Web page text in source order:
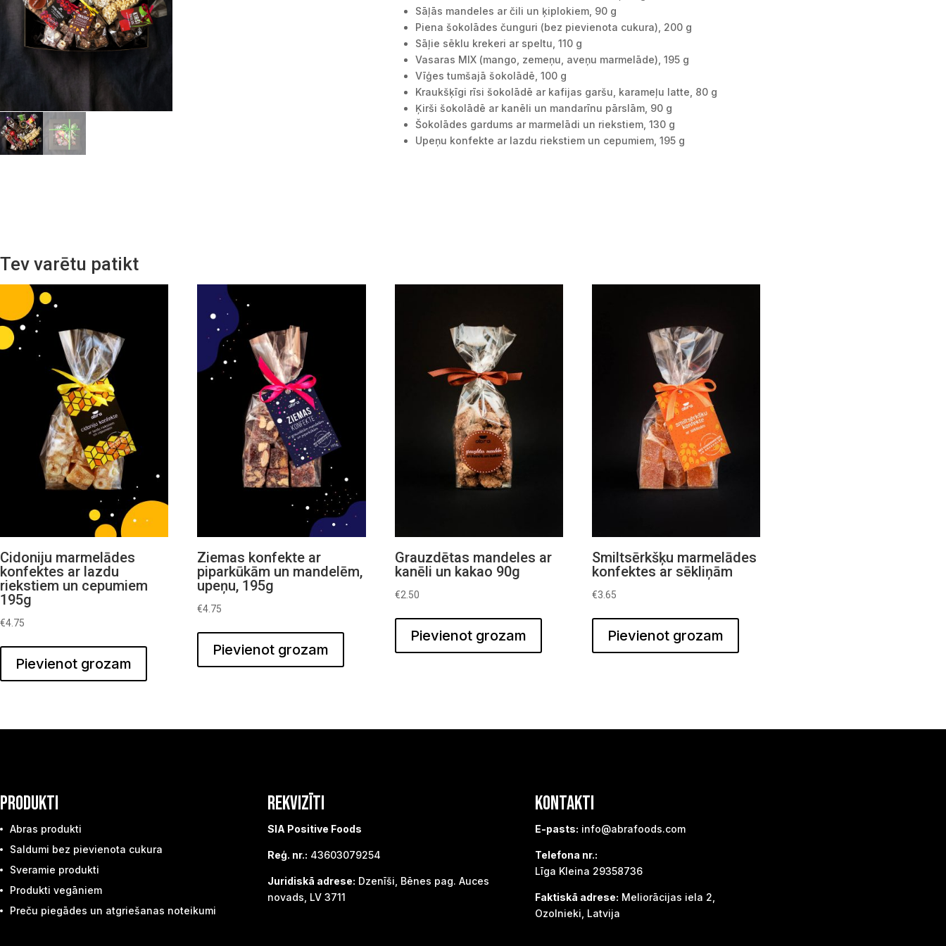
Sāļās mandeles ar čili un ķiplokiem, 90 g
Piena šokolādes čunguri (bez pievienota cukura), 200 g
Sāļie sēklu krekeri ar speltu, 110 g
Vasaras MIX (mango, zemeņu, aveņu marmelāde), 195 g
Vīģes tumšajā šokolādē, 100 g
Kraukšķīgi rīsi šokolādē ar kafijas garšu, karameļu latte, 80 g
Ķirši šokolādē ar kanēli un mandarīnu pārslām, 90 g
Šokolādes gardums ar marmelādi un riekstiem, 130 g
Upeņu konfekte ar lazdu riekstiem un cepumiem, 195 g
Tev varētu patikt
Cidoniju marmelādes
konfektes ar lazdu
riekstiem un cepumiem
195g
€4.75
Pievienot grozam
Ziemas konfekte ar
piparkūkām un mandelēm,
upeņu, 195g
€4.75
Pievienot grozam
Grauzdētas mandeles ar
kanēli un kakao 90g
€2.50
Pievienot grozam
Smiltsērkšķu marmelādes
konfektes ar sēkliņām
€3.65
Pievienot grozam
PRODUKTI
Abras produkti
Saldumi bez pievienota cukura
Sveramie produkti
Produkti vegāniem
Preču piegādes un atgriešanas noteikumi
REKVIZĪTI
SIA Positive Foods
Reģ. nr.: 43603079254
Juridiskā adrese: Dzenīši, Bēnes pag. Auces
novads, LV 3711
KONTAKTI
E-pasts: info@abrafoods.com
Telefona nr.:
Līga Kleina 29358736
Faktiskā adrese: Meliorācijas iela 2,
Ozolnieki, Latvija